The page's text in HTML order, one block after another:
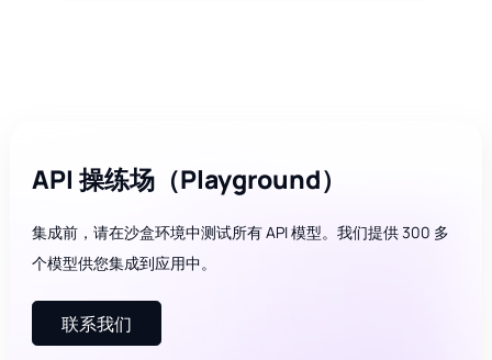
API 操练场（Playground）
集成前，请在沙盒环境中测试所有 API 模型。我们提供 300 多
个模型供您集成到应用中。
联系我们